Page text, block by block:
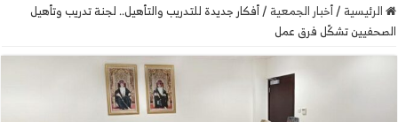
الرئيسية /أخبار الجمعية /أفكار جديدة للتدريب والتأهيل.. لجنة تدريب وتأهيل
الصحفيين تشكّل فرق عمل